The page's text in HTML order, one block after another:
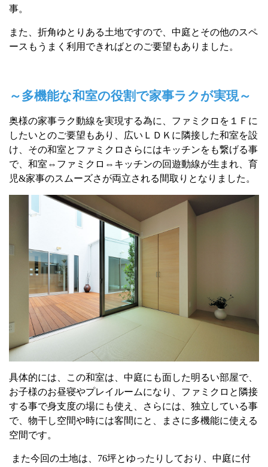
事。
また、折角ゆとりある土地ですので、中庭とその他のスペ
ースもうまく利用できればとのご要望もありました。
～多機能な和室の役割で家事ラクが実現～
奥様の家事ラク動線を実現する為に、ファミクロを１Ｆに
したいとのご要望もあり、広いＬＤＫに隣接した和室を設
け、その和室とファミクロさらにはキッチンをも繋げる事
で、和室⇔ファミクロ⇔キッチンの回遊動線が生まれ、育
児&家事のスムーズさが両立される間取りとなりました。
具体的には、この和室は、中庭にも面した明るい部屋で、
お子様のお昼寝やプレイルームになり、ファミクロと隣接
する事で身支度の場にも使え、さらには、独立している事
で、物干し空間や時には客間にと、まさに多機能に使える
空間です。
また今回の土地は、 76坪とゆったりしており、中庭に付